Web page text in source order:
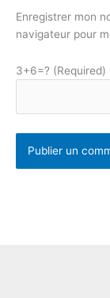
Enregistrer mon
navigateur pour
3+6=? (Required)